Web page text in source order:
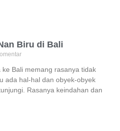
Biru di Bali
Bali memang rasanya tidak
ada hal-hal dan obyek-obyek
Rasanya keindahan dan